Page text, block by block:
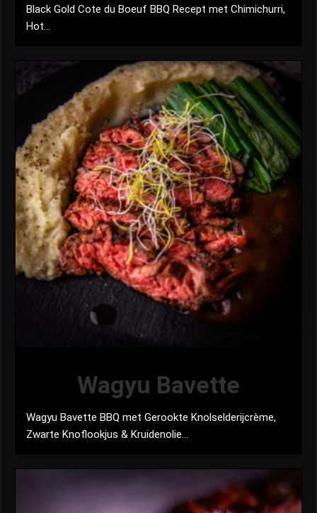
Black Gold Cote du Boeuf BBQ Recept met Chimichurri,
Hot...
Wagyu Bavette
Wagyu Bavette BBQ met Gerookte Knolselderijcrème,
Zwarte Knoflookjus & Kruidenolie...